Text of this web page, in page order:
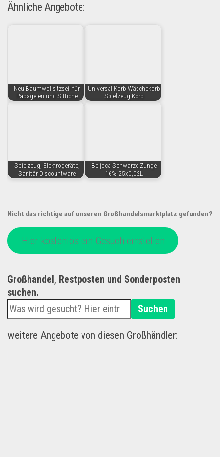
Ähnliche Angebote:
Neu Baumwollsitzseil für
Papageien und Sittiche
Universal Korb Wäschekorb
Spielzeug Korb
Spielzeug, Elektrogeräte,
Sanitär Discountware
Beijoca Schwarze Zunge
16% 25x0,02L
Nicht das richtige auf unseren Großhandelsmarktplatz gefunden?
Hier kostenlos ein Gesuch einstellen
Großhandel, Restposten und Sonderposten
suchen.
Suchen
weitere Angebote von diesen Großhändler: